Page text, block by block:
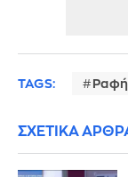
TAGS:
ΣΧΕΤΙΚΑ